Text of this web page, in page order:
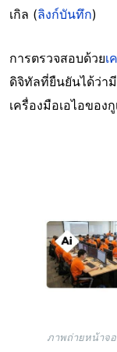
เกิล (ลิงก์บันทึก)
การตรวจสอบด้วยเ
ดิจิทัลที่ยืนยันได้ว่า
เครื่องมือเอไอของ
ภาพถ่ายหน้าจ